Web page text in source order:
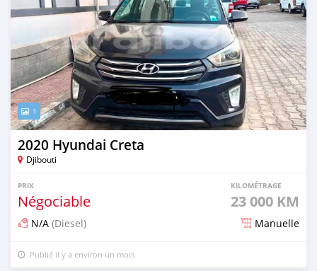
1
2020 Hyundai Creta
Djibouti
PRIX
Négociable
KILOMÉTRAGE
23 000 KM
N/A (Diesel) Manuelle
Publié il y a environ un mois